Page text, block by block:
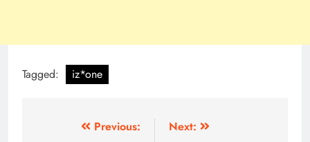
Tagged: iz*one
Previous:
Next: